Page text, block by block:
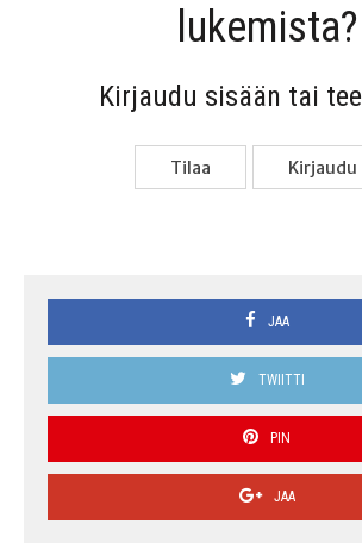
lukemista?
Kir­jau­du sisään tai
Tilaa Kir­jau­du
JAA
TWIITTI
PIN
JAA